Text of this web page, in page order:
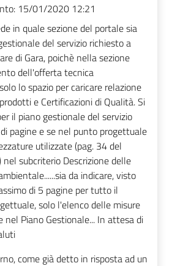
15/01/2020 12:21
in quale sezione del portale sia
del servizio richiesto a
di Gara, poichè nella sezione
dell'offerta tecnica
lo spazio per caricare relazione
e Certificazioni di Qualità. Si
il piano gestionale del servizio
pagine e se nel punto progettuale
utilizzate (pag. 34 del
nel subcriterio Descrizione delle
da indicare, visto
di 5 pagine per tutto il
solo l'elenco delle misure
Piano Gestionale... In attesa di
come già detto in risposta ad un